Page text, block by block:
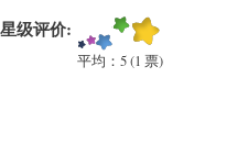
星级评价:
平均： 5(1 票)